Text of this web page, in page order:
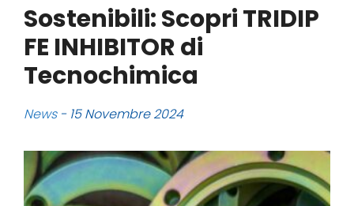
Sostenibili: Scopri TRIDIP
FE INHIBITOR di
Tecnochimica
News- 15 Novembre 2024